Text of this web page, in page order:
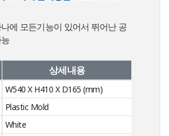
에 모든기능이 있어서 뛰어난 공
상세내용
W540 X H410 X D165 (mm)
Plastic Mold
White